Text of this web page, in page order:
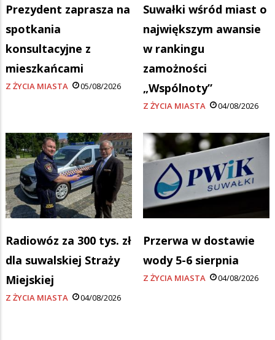
Prezydent zaprasza na
spotkania
konsultacyjne z
mieszkańcami
Z ŻYCIA MIASTA 05/08/2026
Suwałki wśród miast o
największym awansie
w rankingu
zamożności
„Wspólnoty”
Z ŻYCIA MIASTA 04/08/2026
Radiowóz za 300 tys. zł
dla suwalskiej Straży
Miejskiej
Z ŻYCIA MIASTA 04/08/2026
Przerwa w dostawie
wody 5-6 sierpnia
Z ŻYCIA MIASTA 04/08/2026